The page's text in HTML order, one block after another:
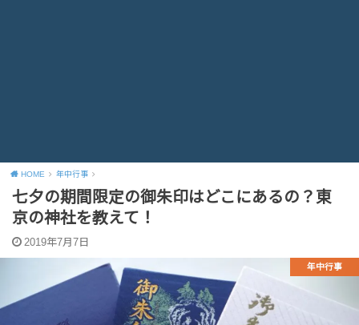
HOME 年中行事
七夕の期間限定の御朱印はどこにあるの？東
京の神社を教えて！
2019年7月7日
年中行事